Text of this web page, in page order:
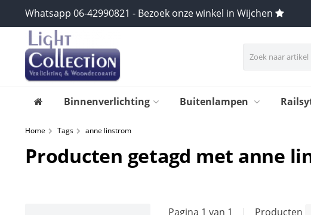
Whatsapp 06-42990821 - Bezoek onze winkel in Wijchen
Binnenverlichting Buitenlampen
Home Tags anne linstrom
Producten getagd met anne
Pagina 1 van 1 | Producten